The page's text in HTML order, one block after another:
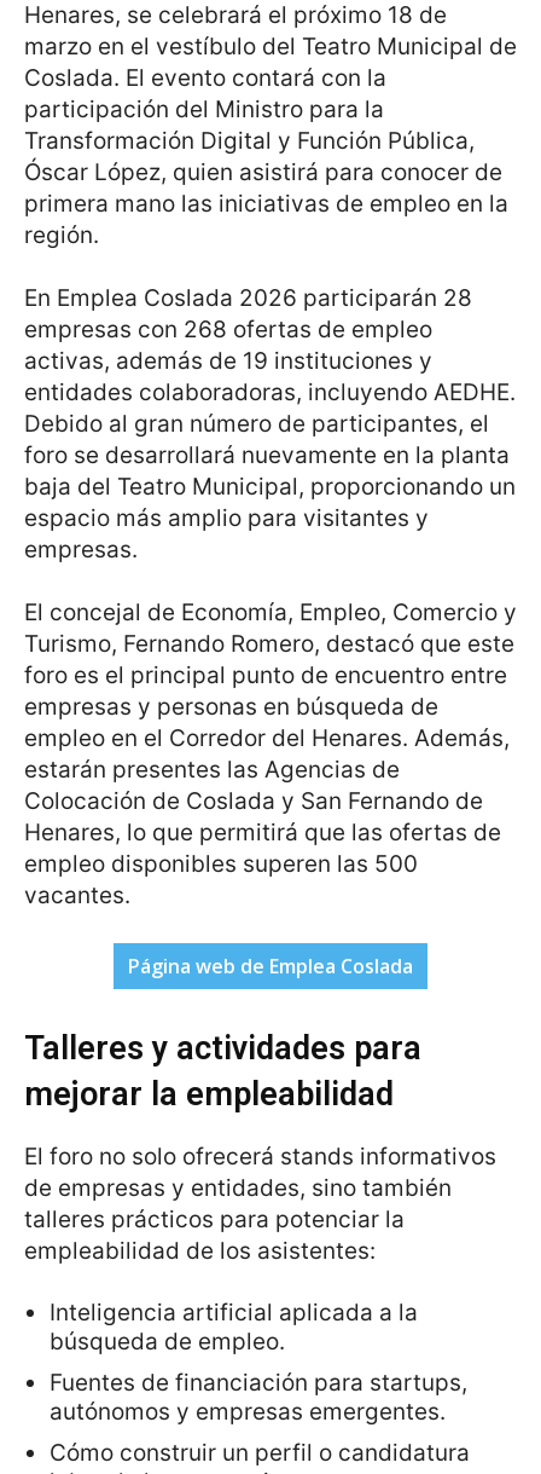
Henares, se celebrará el próximo 18 de
marzo en el vestíbulo del Teatro Municipal de
Coslada. El evento contará con la
participación del Ministro para la
Transformación Digital y Función Pública,
Óscar López, quien asistirá para conocer de
primera mano las iniciativas de empleo en la
región.
En Emplea Coslada 2026 participarán 28
empresas con 268 ofertas de empleo
activas, además de 19 instituciones y
entidades colaboradoras, incluyendo AEDHE.
Debido al gran número de participantes, el
foro se desarrollará nuevamente en la planta
baja del Teatro Municipal, proporcionando un
espacio más amplio para visitantes y
empresas.
El concejal de Economía, Empleo, Comercio y
Turismo, Fernando Romero, destacó que este
foro es el principal punto de encuentro entre
empresas y personas en búsqueda de
empleo en el Corredor del Henares. Además,
estarán presentes las Agencias de
Colocación de Coslada y San Fernando de
Henares, lo que permitirá que las ofertas de
empleo disponibles superen las 500
vacantes.
Página web de Emplea Coslada
Talleres y actividades para
mejorar la empleabilidad
El foro no solo ofrecerá stands informativos
de empresas y entidades, sino también
talleres prácticos para potenciar la
empleabilidad de los asistentes:
Inteligencia artificial aplicada a la
búsqueda de empleo.
Fuentes de financiación para startups,
autónomos y empresas emergentes.
Cómo construir un perfil o candidatura